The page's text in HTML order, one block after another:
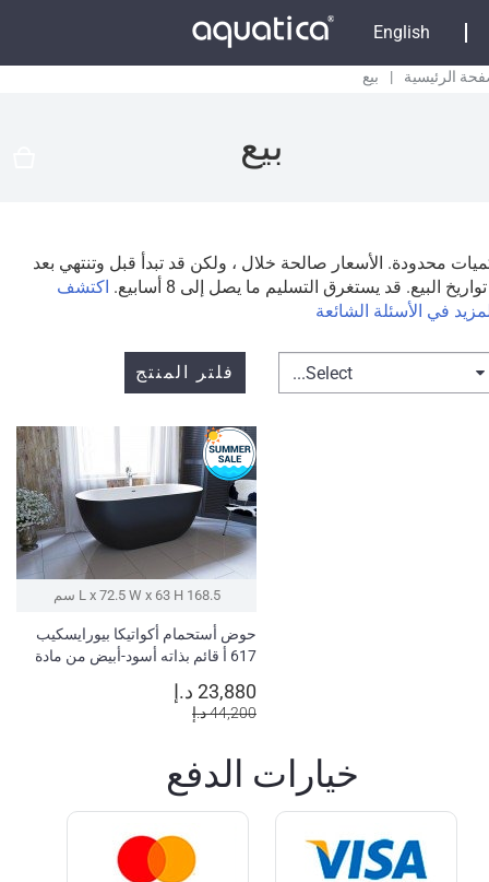
English
الرئيسية | بيع
بيع
محدودة. الأسعار صالحة خلال ، ولكن قد تبدأ قبل وتنتهي بعد
البيع. قد يستغرق التسليم ما يصل إلى 8 أسابيع.
اكتشف
في الأسئلة الشائعة
فلتر المنتج Select...
168.5 L x 72.5 W x 63 H سم
حوض أستحمام أكواتيكا بيورايسكيب
617 أ قائم بذاته أسود-أبيض من مادة
23,880 د.إ
44,200 د.إ
خيارات الدفع